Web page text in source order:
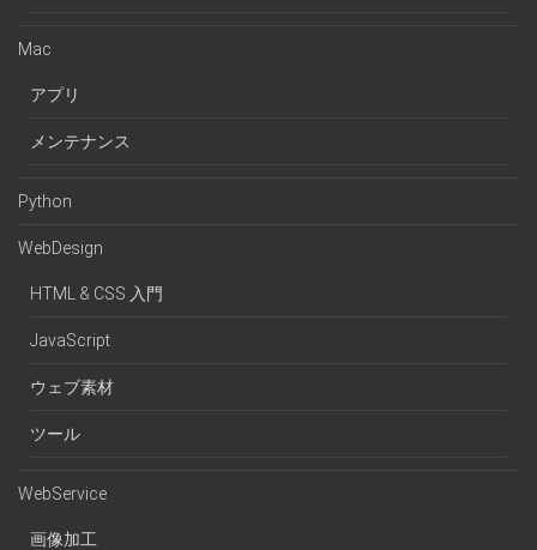
Mac
アプリ
メンテナンス
Python
WebDesign
HTML & CSS 入門
JavaScript
ウェブ素材
ツール
WebService
画像加工